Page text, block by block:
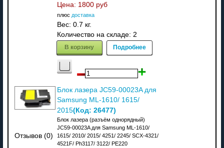
Цена: 1800 руб
плюс доставка
Вес: 0.7 кг.
Количество на складе: 2
В корзину Подробнее
Отзывов (0)
Блок лазера JC59-00023A для
Samsung ML-1610/ 1615/
2015(Код: 26477)
Блок лазера (разъём однорядный)
JC59-00023A для Samsung ML-1610/
1615/ 2010/ 2015/ 4251/ 2245/ SCX-4321/
4521F/ Ph3117/ 3122/ РE220